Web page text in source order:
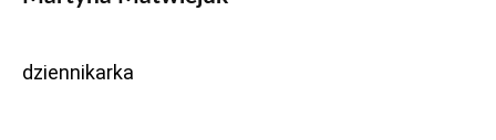
dziennikarka